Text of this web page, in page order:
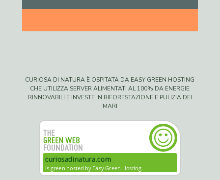
CURIOSA DI NATURA È OSPITATA DA EASY GREEN HOSTING
CHE UTILIZZA SERVER ALIMENTATI AL 100% DA ENERGIE
RINNOVABILI E INVESTE IN RIFORESTAZIONE E PULIZIA DEI
MARI